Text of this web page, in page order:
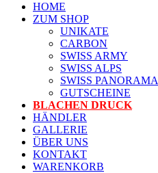
HOME
ZUM SHOP
UNIKATE
CARBON
SWISS ARMY
SWISS ALPS
SWISS PANORAMA
GUTSCHEINE
BLACHEN DRUCK
HÄNDLER
GALLERIE
ÜBER UNS
KONTAKT
WARENKORB